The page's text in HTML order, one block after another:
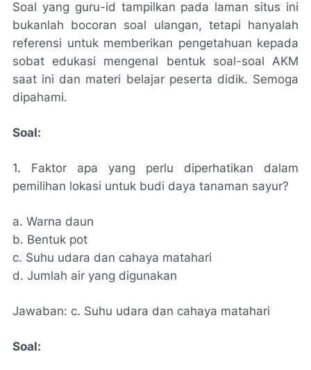
Soal yang guru-id tampilkan pada laman situs ini
bukanlah bocoran soal ulangan, tetapi hanyalah
referensi untuk memberikan pengetahuan kepada
sobat edukasi mengenal bentuk soal-soal AKM
saat ini dan materi belajar peserta didik. Semoga
dipahami.
Soal:
1. Faktor apa yang perlu diperhatikan dalam
pemilihan lokasi untuk budi daya tanaman sayur?
a. Warna daun
b. Bentuk pot
c. Suhu udara dan cahaya matahari
d. Jumlah air yang digunakan
Jawaban: c. Suhu udara dan cahaya matahari
Soal: